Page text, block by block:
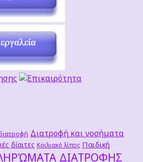
Διατροφή και νοσήματα
δίαιτες Κοιλιακό λίπος Παιδική
ΔΙΑΤΡΟΦΗΣ